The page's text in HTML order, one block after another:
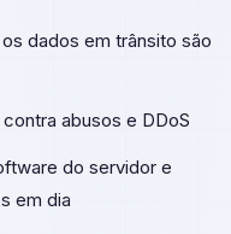
dados em trânsito são
abusos e DDoS
do servidor e
em dia